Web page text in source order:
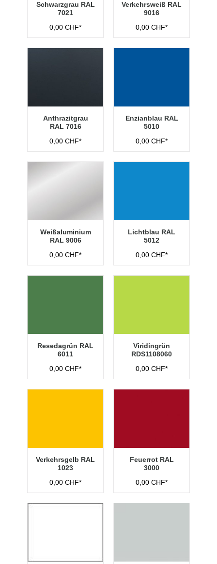
Schwarzgrau RAL
7021
0,00 CHF*
Verkehrsweiß RAL
9016
0,00 CHF*
Anthrazitgrau
RAL 7016
0,00 CHF*
Enzianblau RAL
5010
0,00 CHF*
Weißaluminium
RAL 9006
0,00 CHF*
Lichtblau RAL
5012
0,00 CHF*
Resedagrün RAL
6011
0,00 CHF*
Viridingrün
RDS1108060
0,00 CHF*
Verkehrsgelb RAL
1023
0,00 CHF*
Feuerrot RAL
3000
0,00 CHF*